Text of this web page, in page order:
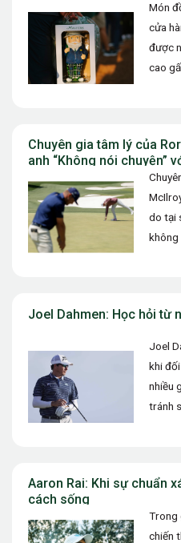
Món
cửa
được
cao
Chuyên gia tâm lý của
anh “Không nói chuyện”
do tại
không
Joel Dahmen: Học hỏi từ
Joel
khi
nhiều
tránh
Aaron Rai: Khi sự chuẩn
cách sống
Trong
chiến